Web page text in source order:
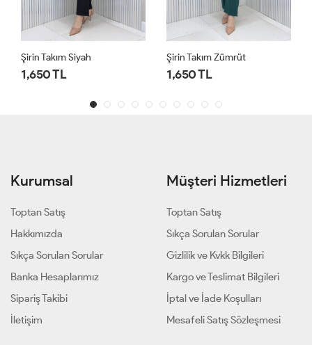
Şirin Takım Zümrüt
1,650 TL
Ezel Takım Lacivert
1,450 TL
Kurumsal
Toptan Satış
Hakkımızda
Sıkça Sorulan Sorular
Banka Hesaplarımız
Sipariş Takibi
İletişim
Müşteri Hizmetleri
Toptan Satış
Sıkça Sorulan Sorular
Gizlilik ve Kvkk Bilgileri
Kargo ve Teslimat Bilgileri
İptal ve İade Koşulları
Mesafeli Satış Sözleşmesi